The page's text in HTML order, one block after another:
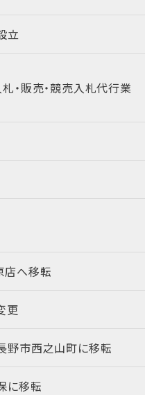
立
・販売・競売入札代行業
店へ移転
更
野市西之山町に移転
に移転